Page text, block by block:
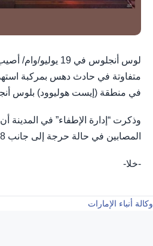
متفاوتة في حادث دهس بمركبة
في منطقة (إيست هوليوود) بلوس
المصابين في حالة حرجة إلى جانب 8 جراحهم خطيرة.
-خلا-
وكالة أنباء الإمارات